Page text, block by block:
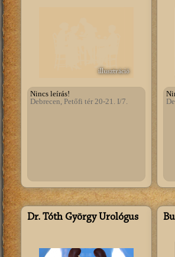
illusztráció
Nincs leírás!
Debrecen, Petőfi tér 20-21. I/7.
Dr. Tóth György Urológus